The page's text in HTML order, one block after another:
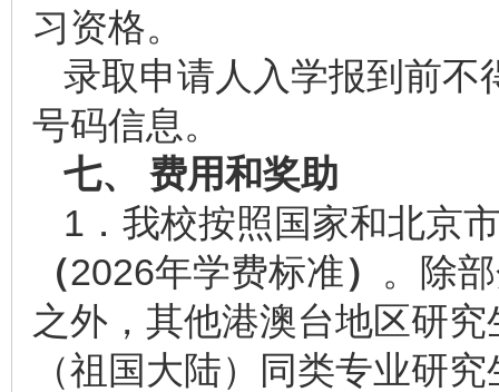
习资格。
录取申请人入学报到前不
号码信息。
七、 费用和奖助
1．我校按照国家和北京
（2026年学费标准） 。除
之外，其他港澳台地区研
（祖国大陆）同类专业研